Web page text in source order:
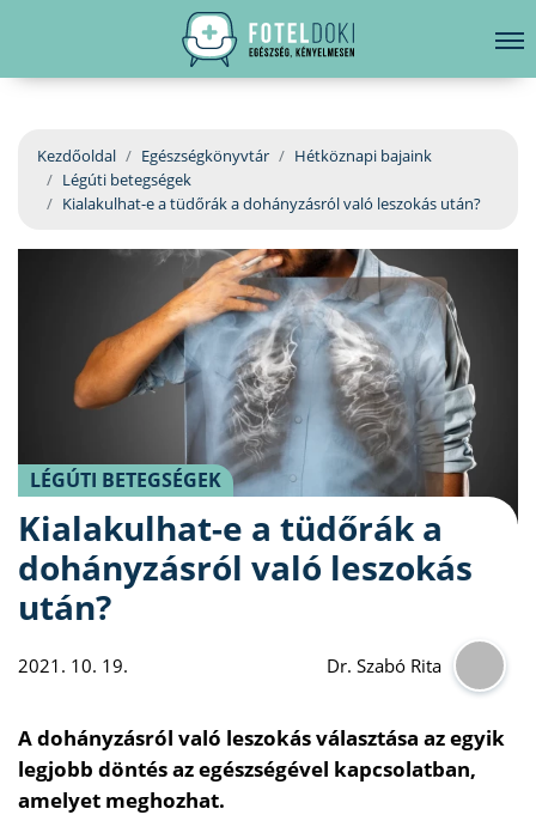
EGÉSZSÉGKÖNYVTÁR
BETEGSÉGKALAUZ
ÜGYELETKERESŐ
ORVOS VÁLASZOL
ORVOSKERESŐ
hirdetés
Kezdőoldal Egészségkönyvtár
Hétköznapi bajaink
Légúti betegségek
Kialakulhat-e a tüdőrák a dohányzásról való leszokás után?
LÉGÚTI BETEGSÉGEK
Kialakulhat-e a tüdőrák a
dohányzásról való leszokás
után?
2021. 10. 19. Dr. Szabó Rita
A dohányzásról való leszokás választása az egyik
legjobb döntés az egészségével kapcsolatban,
amelyet meghozhat.